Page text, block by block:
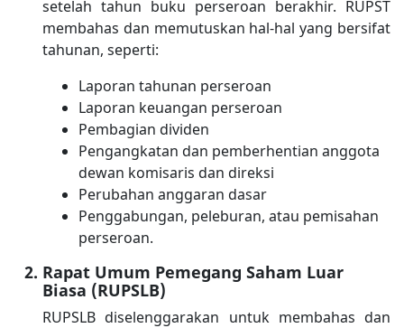
setelah tahun buku perseroan berakhir. RUPST
membahas dan memutuskan hal-hal yang bersifat
tahunan, seperti:
Laporan tahunan perseroan
Laporan keuangan perseroan
Pembagian dividen
Pengangkatan dan pemberhentian anggota
dewan komisaris dan direksi
Perubahan anggaran dasar
Penggabungan, peleburan, atau pemisahan
perseroan.
Rapat Umum Pemegang Saham Luar
Biasa (RUPSLB)
RUPSLB diselenggarakan untuk membahas dan